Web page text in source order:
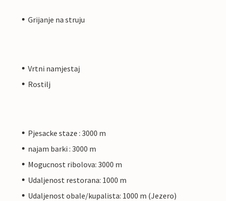
Grijanje na struju
Vrtni namjestaj
Rostilj
Pjesacke staze : 3000 m
najam barki : 3000 m
Mogucnost ribolova: 3000 m
Udaljenost restorana: 1000 m
Udaljenost obale/kupalista: 1000 m (Jezero)